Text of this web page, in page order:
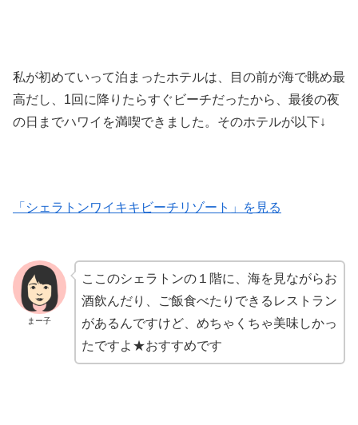
私が初めていって泊まったホテルは、目の前が海で眺め最
高だし、1回に降りたらすぐビーチだったから、最後の夜
の日までハワイを満喫できました。そのホテルが以下↓
「シェラトンワイキキビーチリゾート」を見る
まー子
ここのシェラトンの１階に、海を見ながらお
酒飲んだり、ご飯食べたりできるレストラン
があるんですけど、めちゃくちゃ美味しかっ
たですよ★おすすめです